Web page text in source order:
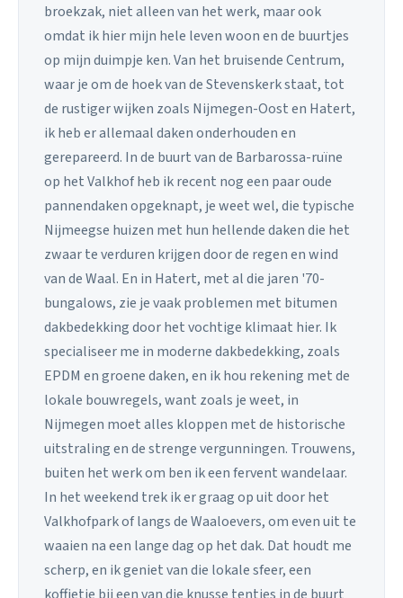
broekzak, niet alleen van het werk, maar ook
omdat ik hier mijn hele leven woon en de buurtjes
op mijn duimpje ken. Van het bruisende Centrum,
waar je om de hoek van de Stevenskerk staat, tot
de rustiger wijken zoals Nijmegen-Oost en Hatert,
ik heb er allemaal daken onderhouden en
gerepareerd. In de buurt van de Barbarossa-ruïne
op het Valkhof heb ik recent nog een paar oude
pannendaken opgeknapt, je weet wel, die typische
Nijmeegse huizen met hun hellende daken die het
zwaar te verduren krijgen door de regen en wind
van de Waal. En in Hatert, met al die jaren '70-
bungalows, zie je vaak problemen met bitumen
dakbedekking door het vochtige klimaat hier. Ik
specialiseer me in moderne dakbedekking, zoals
EPDM en groene daken, en ik hou rekening met de
lokale bouwregels, want zoals je weet, in
Nijmegen moet alles kloppen met de historische
uitstraling en de strenge vergunningen. Trouwens,
buiten het werk om ben ik een fervent wandelaar.
In het weekend trek ik er graag op uit door het
Valkhofpark of langs de Waaloevers, om even uit te
waaien na een lange dag op het dak. Dat houdt me
scherp, en ik geniet van die lokale sfeer, een